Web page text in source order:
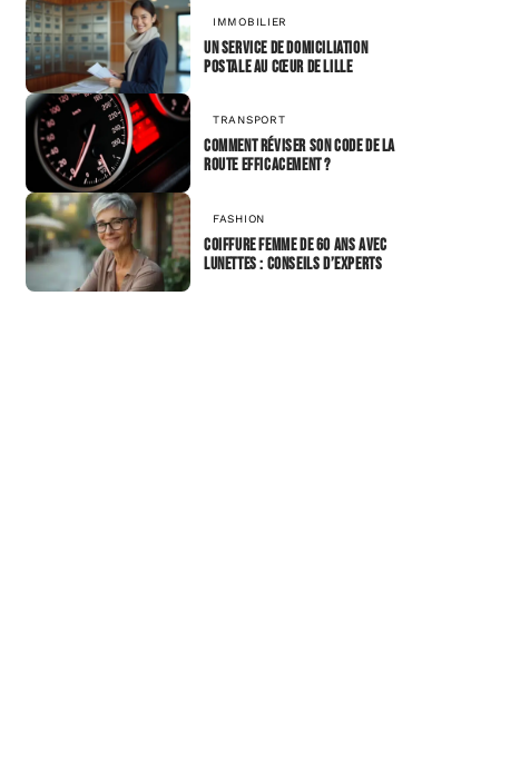
IMMOBILIER
Un service de domiciliation
postale au cœur de Lille
TRANSPORT
Comment réviser son code de la
route efficacement ?
FASHION
Coiffure femme de 60 ans avec
lunettes : conseils d’experts